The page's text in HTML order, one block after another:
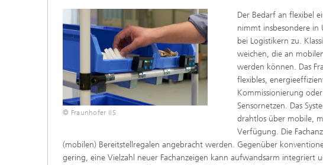
Innovation and
© Fraunhofer IIS
Der Bedarf an flexibel
nimmt insbesondere
bei Logistikern zu.
weichen, die an
werden können. Das
flexibles,
Kommissionierung
Sensornetzen. Das
drahtlos über mobile,
Verfügung. Die
(mobilen) Bereitstellregalen angebracht werden. Gegenüber
gering, eine Vielzahl neuer Fachanzeigen kann aufwandsarm integriert